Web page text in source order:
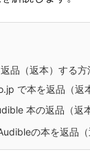
品（返本）する方
で本を返品（返
本の返品（返
の本を返品（